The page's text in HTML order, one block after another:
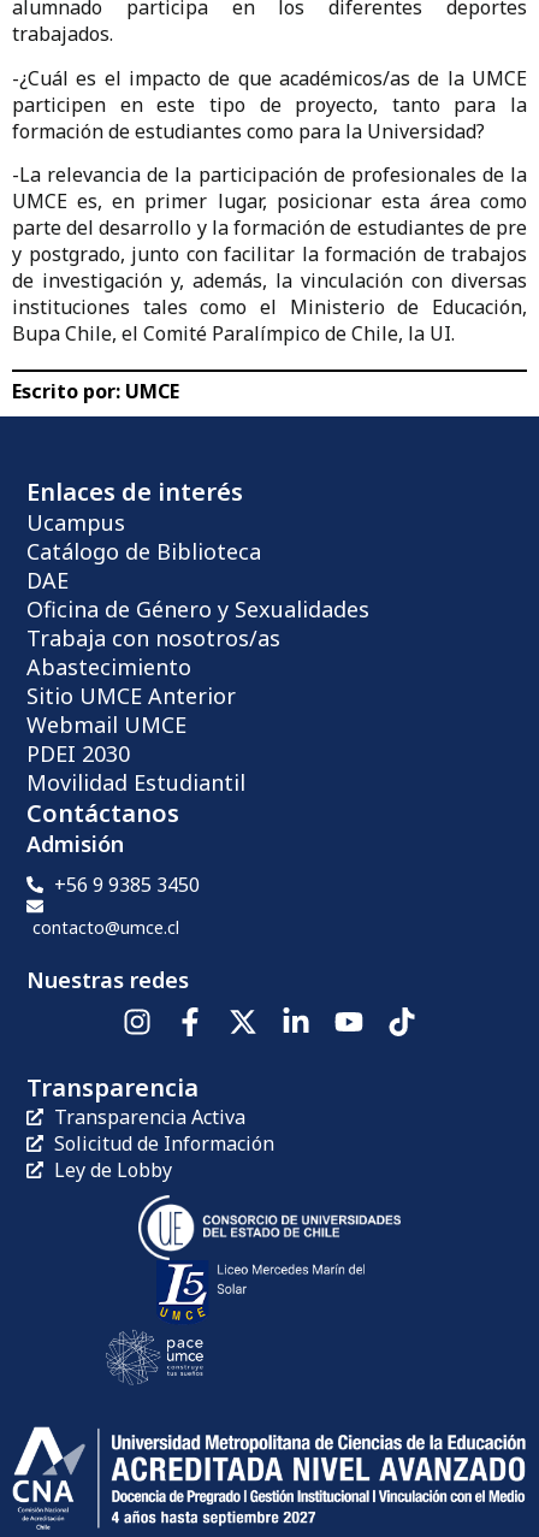
alumnado participa en los diferentes deportes
trabajados.
-¿Cuál es el impacto de que académicos/as de la UMCE
participen en este tipo de proyecto, tanto para la
formación de estudiantes como para la Universidad?
-La relevancia de la participación de profesionales de la
UMCE es, en primer lugar, posicionar esta área como
parte del desarrollo y la formación de estudiantes de pre
y postgrado, junto con facilitar la formación de trabajos
de investigación y, además, la vinculación con diversas
instituciones tales como el Ministerio de Educación,
Bupa Chile, el Comité Paralímpico de Chile, la UI.
Escrito por: UMCE
Enlaces de interés
Ucampus
Catálogo de Biblioteca
DAE
Oficina de Género y Sexualidades
Trabaja con nosotros/as
Abastecimiento
Sitio UMCE Anterior
Webmail UMCE
PDEI 2030
Movilidad Estudiantil
Contáctanos
Admisión
+56 9 9385 3450
contacto@umce.cl
Nuestras redes
Transparencia
Transparencia Activa
Solicitud de Información
Ley de Lobby